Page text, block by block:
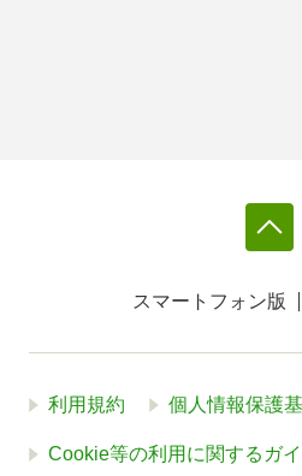
スマートフォン版
利用規約 個人情報保護
Cookie等の利用に関するガ